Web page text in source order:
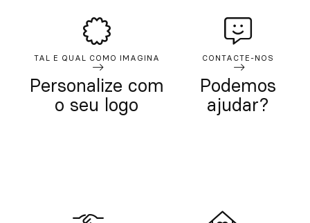
TAL E QUAL COMO IMAGINA
Personalize com
o seu logo
CONTACTE-NOS
Podemos
ajudar?